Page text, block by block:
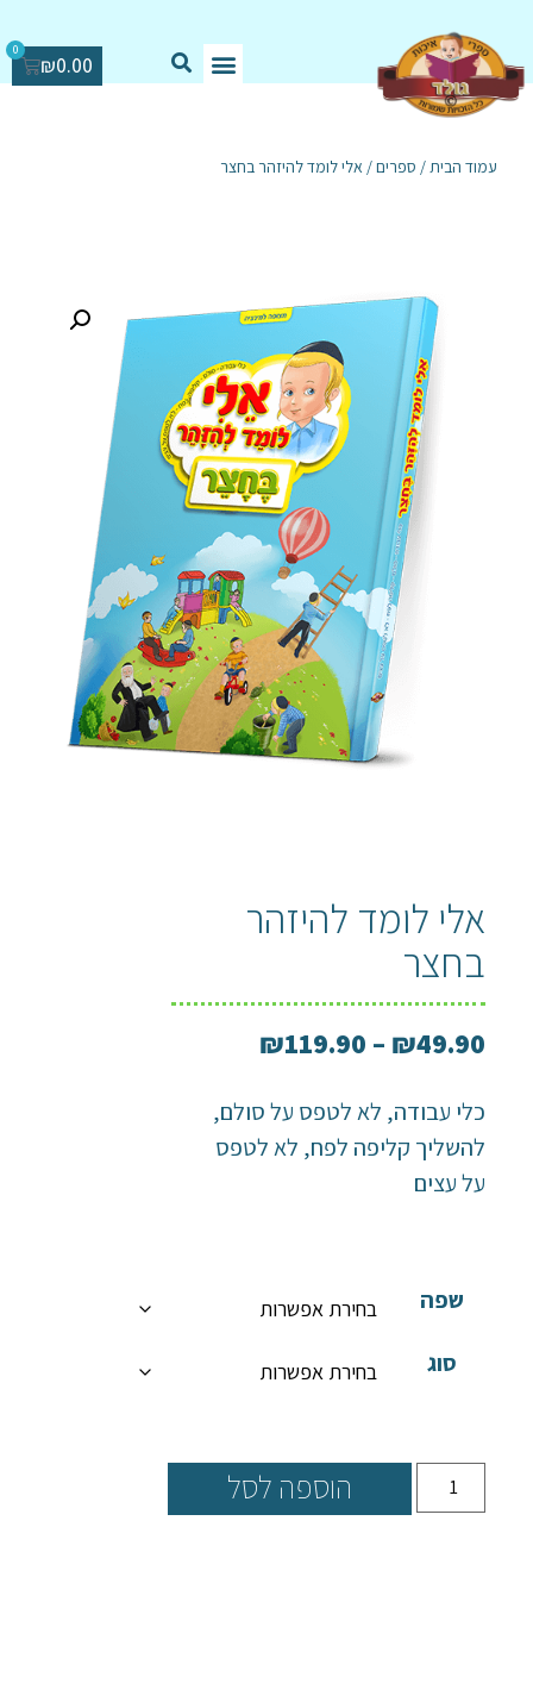
₪0.00
0
עמוד הבית/ ספרים/ אלי לומד להיזהר בחצר
אלי לומד להיזהר
בחצר
₪49.90
–
₪119.90
כלי עבודה, לא לטפס על סולם,
להשליך קליפה לפח, לא לטפס
על עצים
שפה
סוג
הוספה לסל